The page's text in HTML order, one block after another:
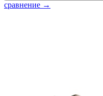
сравнение →